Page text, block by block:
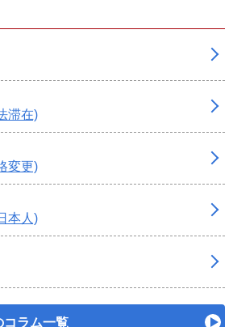
滞在)
変更)
本人)
コラム一覧